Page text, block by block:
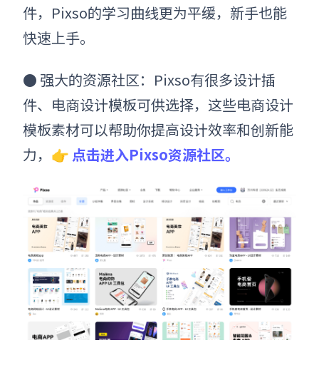
件，Pixso的学习曲线更为平缓，新手也能
快速上手。
● 强大的资源社区：Pixso有很多设计插
件、电商设计模板可供选择，这些电商设计
模板素材可以帮助你提高设计效率和创新能
力，👉 点击进入Pixso资源社区。